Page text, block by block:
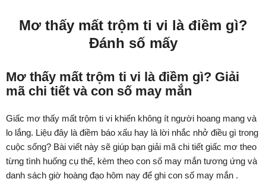
Mơ thấy mất trộm ti vi là điềm gì?
Đánh số mấy
Mơ thấy mất trộm ti vi là điềm gì? Giải
mã chi tiết và con số may mắn
Giấc mơ thấy mất trộm ti vi khiến không ít người hoang mang và
lo lắng. Liệu đây là điềm báo xấu hay là lời nhắc nhở điều gì trong
cuộc sống? Bài viết này sẽ giúp bạn giải mã chi tiết giấc mơ theo
từng tình huống cụ thể, kèm theo con số may mắn tương ứng và
danh sách giờ hoàng đạo hôm nay để ghi con số may mắn .